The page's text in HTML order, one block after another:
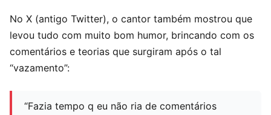
No X (antigo Twitter), o cantor também mostrou que
levou tudo com muito bom humor, brincando com os
comentários e teorias que surgiram após o tal
“vazamento”:
“Fazia tempo q eu não ria de comentários